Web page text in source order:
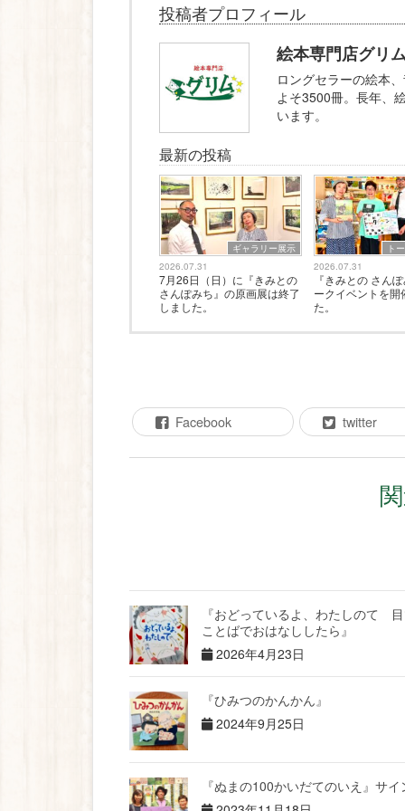
投稿者プロフィール
絵本専門店グリ
ロングセラーの絵本
よそ3500冊。長年、
います。
最新の投稿
ギャラリー展示
2026.07.31
7月26日（日）に『きみとの
さんぽみち』の原画展は終了
しました。
ト
2026.07.31
『きみとの さん
ークイベントを開
た。
Facebook twitter
『おどっているよ、わたしのて
ことばでおはなししたら』
2026年4月23日
『ひみつのかんかん』
2024年9月25日
『ぬまの100かいだてのいえ』サイ